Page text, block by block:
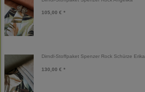
105,00 € *
Dirndl-Stoffpaket Spenzer Rock Schürze Erika
130,00 € *